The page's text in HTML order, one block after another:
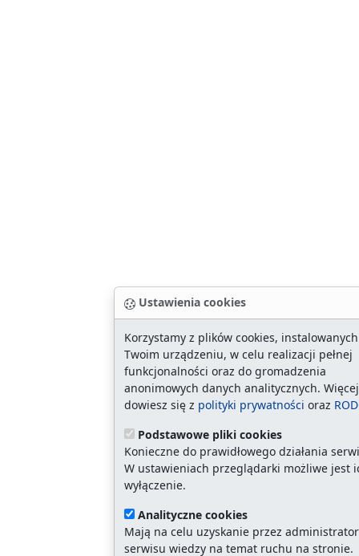
Ustawienia cookies
Korzystamy z plików cookies,
Twoim urządzeniu, w celu realizacji pełnej
funkcjonalności oraz do gromadzenia
anonimowych danych analitycznych. Więcej
dowiesz się z polityki prywatności oraz
Podstawowe pliki cookies
Konieczne do prawidłowego działania
W ustawieniach przeglądarki możliwe jest
wyłączenie.
Analityczne cookies
Mają na celu uzyskanie przez
serwisu wiedzy na temat ruchu na stronie.